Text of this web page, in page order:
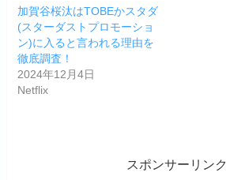
加賀谷桜汰はTOBEかスタダ
(スターダストプロモーショ
ン)に入ると言われる理由を
徹底調査！
2024年12月4日
Netflix
スポンサーリンク